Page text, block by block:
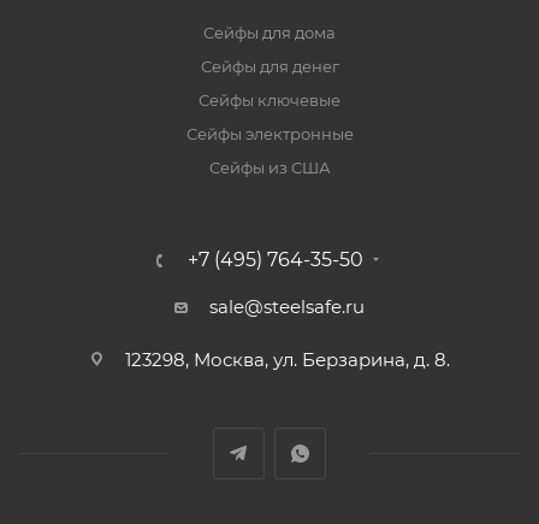
Сейфы для дома
Сейфы для денег
Сейфы ключевые
Сейфы электронные
Сейфы из США
+7 (495) 764-35-50
sale@steelsafe.ru
123298, Москва, ул. Берзарина, д. 8.